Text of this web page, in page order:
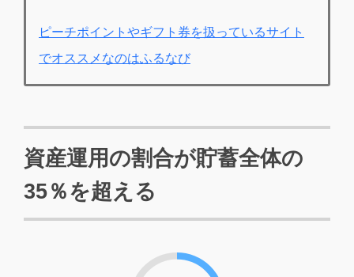
ピーチポイントやギフト券を扱っているサイト
でオススメなのはふるなび
資産運用の割合が貯蓄全体の
35％を超える